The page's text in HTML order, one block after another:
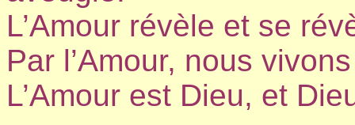
L’Amour révèle et se
Par l’Amour, nous
L’Amour est Dieu, et